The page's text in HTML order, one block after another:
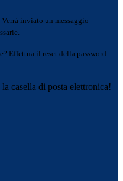
Verrà inviato un messaggio
Effettua il reset della password
casella di posta elettronica!